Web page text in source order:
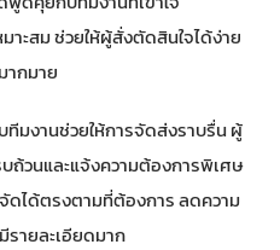
าะสม ช่วยให้ผู้สั่งตัดสินใจได้ง่าย
ากมาย
ทีมงานช่วยให้การจัดส่งราบรื่น ผู้
ถ้วนและแจ้งความต้องการพิเศษ
ดได้ตรงตามที่ต้องการ ลดความ
ายละเอียดมาก